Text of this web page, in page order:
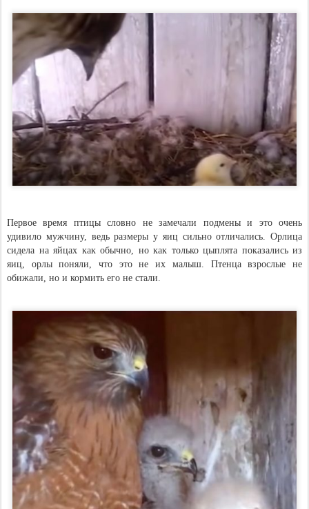
Первое время птицы словно не замечали подмены и это очень
удивило мужчину, ведь размеры у яиц сильно отличались. Орлица
сидела на яйцах как обычно, но как только цыплята показались из
яиц, орлы поняли, что это не их малыш. Птенца взрослые не
обижали, но и кормить его не стали.